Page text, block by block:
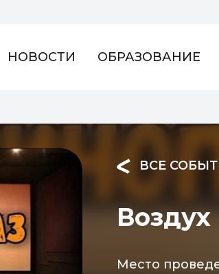
НОВОСТИ ОБРАЗОВАНИЕ
ВСЕ
Воздух
Место